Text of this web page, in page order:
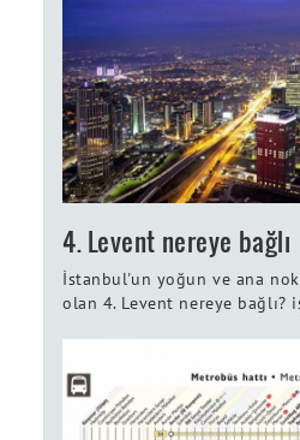
4. Levent nereye bağlı
İstanbul'un yoğun ve ana
olan 4. Levent nereye bağlı?